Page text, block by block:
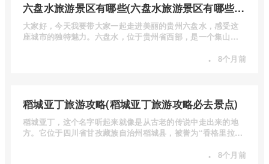
六盘水旅游景区有哪些(六盘水旅游景区有哪些景点值得去)
大家好，今天我要带大家一起走进美丽的贵州六盘水，感受这
座城市的独特魅力。六盘水，位于贵州省西部，是一个集山水
· 8个月前
稻城亚丁旅游攻略(稻城亚丁旅游攻略必去景点)
稻城亚丁，这个名字听起来就像是从古老的传说中走出来的地
方。它位于四川省甘孜藏族自治州稻城县，被誉为“香格里拉的
· 8个月前